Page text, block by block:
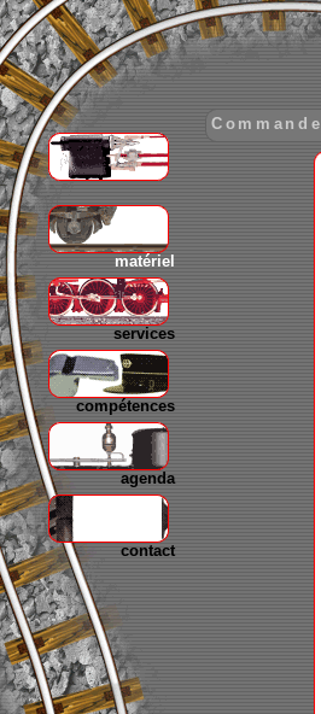
matériel
services
compétences
agenda
contact
Commande